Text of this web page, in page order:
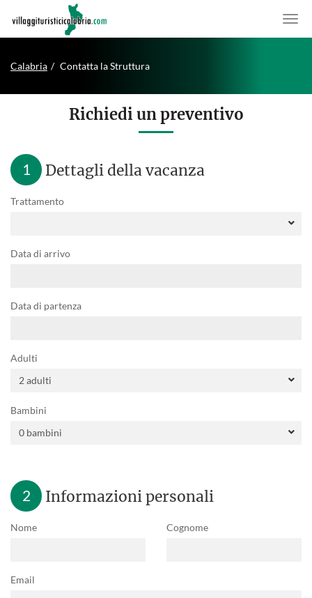
Calabria Contatta la Struttura
Richiedi un preventivo
1 Dettagli della vacanza
Trattamento
Data di arrivo
Data di partenza
Adulti
Bambini
2 Informazioni personali
Nome Cognome
Email